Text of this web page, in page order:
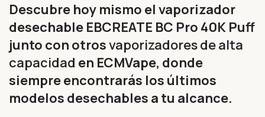
Descubre hoy mismo el vaporizador
desechable EBCREATE BC Pro 40K Puff
junto con otrosvaporizadores de alta
capacidad en ECMVape, donde
siempre encontrarás los últimos
modelos desechables a tu alcance.